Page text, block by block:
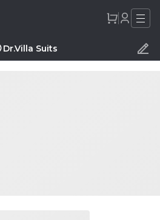
Dr.Villa Suits